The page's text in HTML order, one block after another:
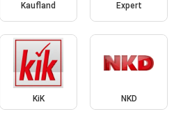
Kaufland Expert
KiK NKD